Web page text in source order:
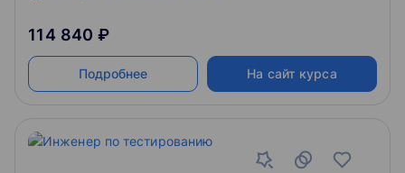
114 840 ₽
Подробнее На сайт курса